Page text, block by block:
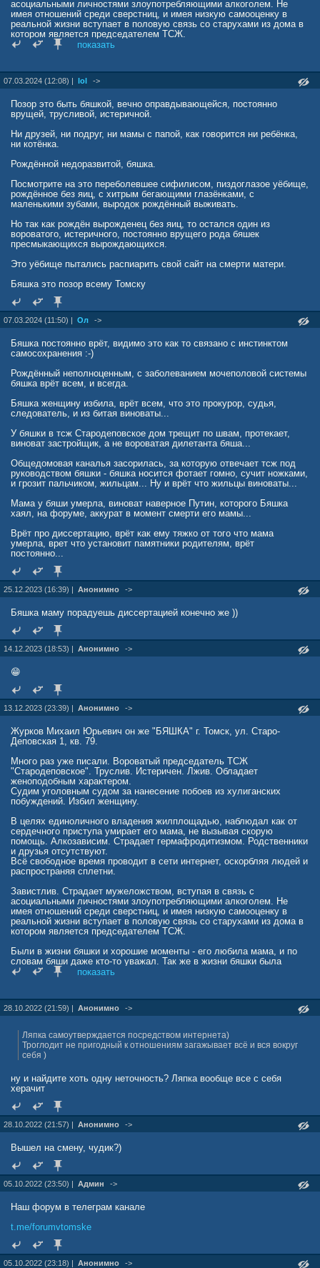
асоциальными личностями злоупотребляющими алкоголем. Не
имея отношений среди сверстниц, и имея низкую самооценку в
реальной жизни вступает в половую связь со старухами из дома в
котором является председателем ТСЖ.
Так же в жизни бяши была единственная женщина, которая за
деньги говорила всем, что гермафродит на самом деле мужик,
принялась рожать детей нормальному мужику.
Да ещё хороший момент - бяша написав гадостей, в реале с
Александра Лунева (хозяина Башни)…
показать
07.03.2024 (12:08) | lol ->
Позор это быть бяшкой, вечно оправдывающейся, постоянно
врущей, трусливой, истеричной.
Ни друзей, ни подруг, ни мамы с папой, как говорится ни ребёнка,
ни котёнка.
Рождённой недоразвитой, бяшка.
Посмотрите на это переболевшее сифилисом, пиздоглазое уёбище,
рождённое без яиц, с хитрым бегающими глазёнками, с
маленькими зубами, выродок рождённый выживать.
Но так как рождён вырожденец без яиц, то остался один из
вороватого, истеричного, постоянно врущего рода бяшек
пресмыкающихся вырождающихся.
Это уёбище пытались распиарить свой сайт на смерти матери.
Бяшка это позор всему Томску
07.03.2024 (11:50) | Ол ->
Бяшка постоянно врёт, видимо это как то связано с инстинктом
самосохранения :-)
Рождённый неполноценным, с заболеванием мочеполовой системы
бяшка врёт всем, и всегда.
Бяшка женщину избила, врёт всем, что это прокурор, судья,
следователь, и из битая виноваты...
У бяшки в тсж Стародеповское дом трещит по швам, протекает,
виноват застройщик, а не вороватая дилетанта бяша...
Общедомовая каналья засорилась, за которую отвечает тсж под
руководством бяшки - бяшка носится фотает гомно, сучит ножками,
и грозит пальчиком, жильцам... Ну и врёт что жильцы виноваты...
Мама у бяши умерла, виноват наверное Путин, которого Бяшка
хаял, на форуме, аккурат в момент смерти его мамы...
Врёт про диссертацию, врёт как ему тяжко от того что мама
умерла, врет что установит памятники родителям, врёт
постоянно...
25.12.2023 (16:39) | Анонимно ->
Бяшка маму порадуешь диссертацией конечно же ))
14.12.2023 (18:53) | Анонимно ->
😁
13.12.2023 (23:39) | Анонимно ->
Журков Михаил Юрьевич он же "БЯШКА" г. Томск, ул. Старо-
Деповская 1, кв. 79.
Много раз уже писали. Вороватый председатель ТСЖ
"Стародеповское". Труслив. Истеричен. Лжив. Обладает
женоподобным характером.
Судим уголовным судом за нанесение побоев из хулиганских
побуждений. Избил женщину.
В целях единоличного владения жилплощадью, наблюдал как от
сердечного приступа умирает его мама, не вызывая скорую
помощь. Алкозависим. Страдает гермафродитизмом. Родственники
и друзья отсутствуют.
Всё свободное время проводит в сети интернет, оскорбляя людей и
распространяя сплетни.
Завистлив. Страдает мужеложством, вступая в связь с
асоциальными личностями злоупотребляющими алкоголем. Не
имея отношений среди сверстниц, и имея низкую самооценку в
реальной жизни вступает в половую связь со старухами из дома в
котором является председателем ТСЖ.
Были в жизни бяшки и хорошие моменты - его любила мама, и по
словам бяши даже кто-то уважал. Так же в жизни бяшки была
единственная женщина, которая за деньги говорила всем, что
нормальному мужику. Да ещё хороший момент - бяшка с перепугу
удирал от самого если кто знает Александра Лунева, роняя кал на
показать
28.10.2022 (21:59) | Анонимно ->
Ляпка самоутверждается посредством интернета)
Троглодит не пригодный к отношениям загажывает всё и вся вокруг
себя )
ну и найдите хоть одну неточность? Ляпка вообще все с себя
херачит
28.10.2022 (21:57) | Анонимно ->
Вышел на смену, чудик?)
05.10.2022 (23:50) | Админ ->
Наш форум в телеграм канале
t.me/forumvtomske
05.10.2022 (23:18) | Анонимно ->